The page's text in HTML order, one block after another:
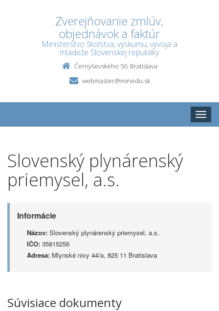
Zverejňovanie zmlúv,
objednávok a faktúr
Ministerstvo školstva, výskumu, vývoja a
mládeže Slovenskej republiky
Černyševského 50, Bratislava
webmaster@minedu.sk
Toggle
Slovenský plynárenský
priemysel, a.s.
Informácie
Názov: Slovenský plynárenský priemysel, a.s.
IČO: 35815256
Adresa: Mlynské nivy 44/a, 825 11 Bratislava
Súvisiace dokumenty